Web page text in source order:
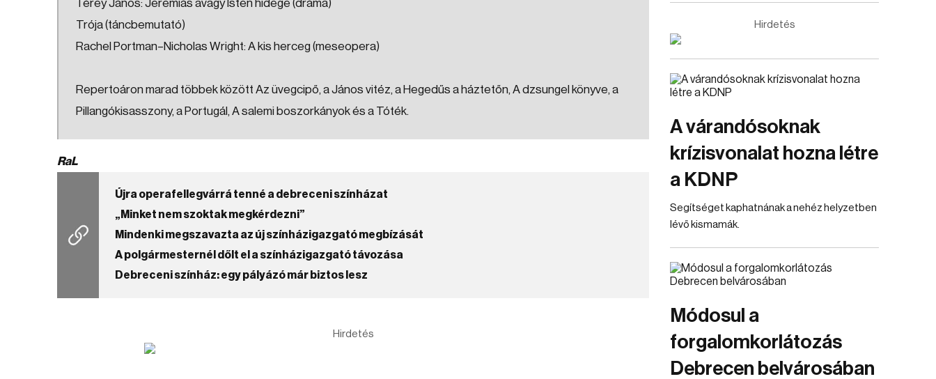
Térey János: Jeremiás avagy Isten hidege (dráma)
Trója (táncbemutató)
Rachel Portman–Nicholas Wright: A kis herceg (meseopera)
Repertoáron marad többek között Az üvegcipő, a János vitéz, a Hegedűs a háztetőn, A dzsungel könyve, a
Pillangókisasszony, a Portugál, A salemi boszorkányok és a Tóték.
RaL
Újra operafellegvárrá tenné a debreceni színházat
„Minket nem szoktak megkérdezni”
Mindenki megszavazta az új színházigazgató megbízását
A polgármesternél dőlt el a színházigazgató távozása
Debreceni színház: egy pályázó már biztos lesz
Hirdetés
Hirdetés
A várandósoknak
krízisvonalat hozna létre
a KDNP
Segítséget kaphatnának a nehéz helyzetben
lévő kismamák.
Módosul a
forgalomkorlátozás
Debrecen belvárosában